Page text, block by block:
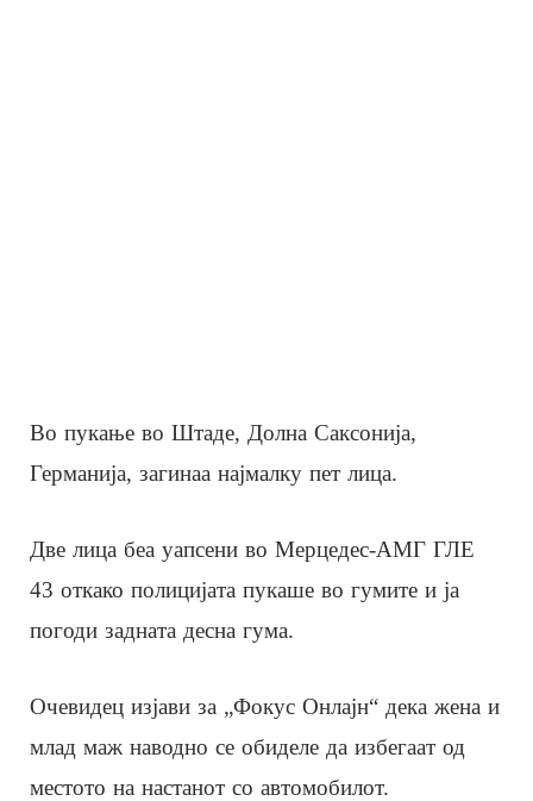
Во пукање во Штаде, Долна Саксонија,
Германија, загинаа најмалку пет лица.
Две лица беа уапсени во Мерцедес-АМГ ГЛЕ
43 откако полицијата пукаше во гумите и ја
погоди задната десна гума.
Очевидец изјави за „Фокус Онлајн“ дека жена и
млад маж наводно се обиделе да избегаат од
местото на настанот со автомобилот.